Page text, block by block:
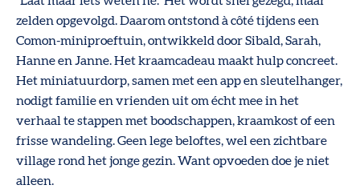
zelden opgevolgd. Daarom ontstond à côté tijdens een
Comon-miniproeftuin, ontwikkeld door Sibald, Sarah,
Hanne en Janne. Het kraamcadeau maakt hulp concreet.
Het miniatuurdorp, samen met een app en sleutelhanger,
nodigt familie en vrienden uit om écht mee in het
verhaal te stappen met boodschappen, kraamkost of een
frisse wandeling. Geen lege beloftes, wel een zichtbare
village rond het jonge gezin. Want opvoeden doe je niet
alleen.